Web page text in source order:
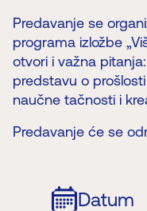
Predavanje se
programa izložbe
otvori i važna
predstavu o
naučne tačnosti i
Predavanje će se
Datum